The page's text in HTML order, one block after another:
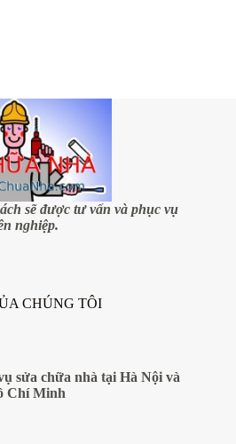
sẽ được tư vấn và phục vụ
nghiệp.
CHÚNG TÔI
sửa chữa nhà tại Hà Nội và
Chí Minh